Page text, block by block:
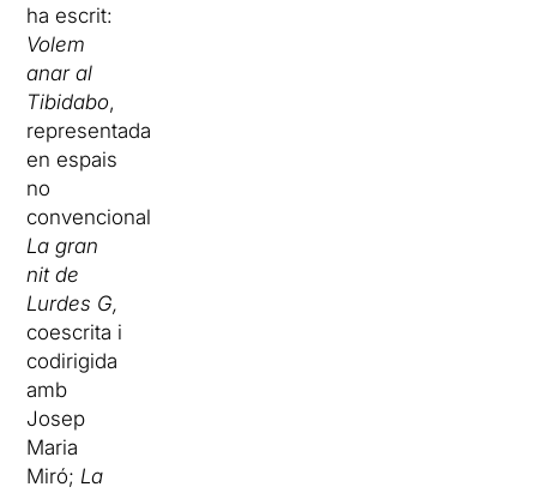
ha escrit:
Volem
anar al
Tibidabo,
representada
en espais
no
convencionals;
La gran
nit de
Lurdes G,
coescrita i
codirigida
amb
Josep
Maria
Miró; La